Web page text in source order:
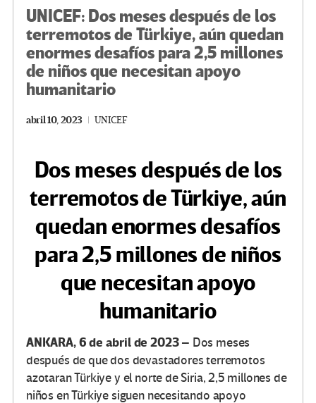
UNICEF: Dos meses después de los
terremotos de Türkiye, aún quedan
enormes desafíos para 2,5 millones
de niños que necesitan apoyo
humanitario
abril 10, 2023 UNICEF
Dos meses después de los
terremotos de Türkiye, aún
quedan enormes desafíos
para 2,5 millones de niños
que necesitan apoyo
humanitario
ANKARA, 6 de abril de 2023 – Dos meses
después de que dos devastadores terremotos
azotaran Türkiye y el norte de Siria, 2,5 millones de
niños en Türkiye siguen necesitando apoyo